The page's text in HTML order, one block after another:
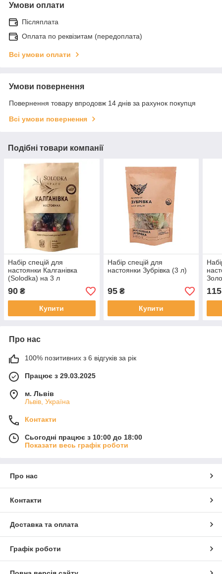
Умови оплати
Післяплата
Оплата по реквізитам (передоплата)
Всі умови оплати
Умови повернення
Повернення товару впродовж 14 днів за рахунок покупця
Всі умови повернення
Подібні товари компанії
Набір спецій для
настоянки Калганівка
(Solodka) на 3 л
90 ₴
Купити
Набір спецій для
настоянки Зубрівка (3 л)
95₴
Купити
115
Про нас
100% позитивних з 6 відгуків за рік
Працює з 29.03.2025
м. Львів
Львів, Україна
Контакти
Сьогодні працює з 10:00 до 18:00
Показати весь графік роботи
Про нас
Контакти
Доставка та оплата
Графік роботи